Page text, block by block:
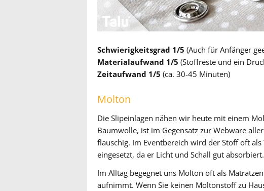
Schwierigkeitsgrad 1/5 (Auch für Anfänger
Materialaufwand 1/5 (Stoffreste und ein
Zeitaufwand 1/5 (ca. 30-45 Minuten)
Molton
Die Slipeinlagen nähen wir heute mit einem
Baumwolle, ist im Gegensatz zur Webware
flauschig. Im Eventbereich wird der Stoff oft
eingesetzt, da er Licht und Schall gut absorbiert.
Im Alltag begegnet uns Molton oft als
aufnimmt. Wenn Sie keinen Moltonstoff zu